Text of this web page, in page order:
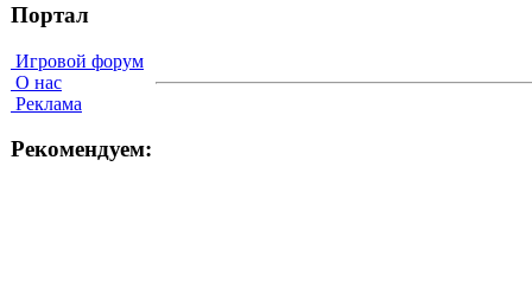
Портал
Игровой форум
О нас
Реклама
Рекомендуем: